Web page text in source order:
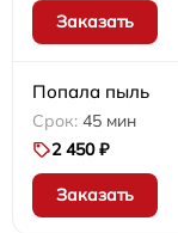
Заказать
Попала пыль
45 мин
2 450 ₽
Заказать